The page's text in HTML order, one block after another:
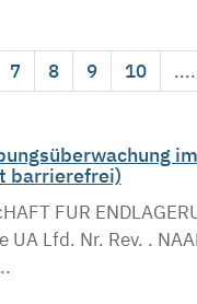
7 8 9 10 ....
barrierefrei)
FUR
Lfd. Nr. Rev. .